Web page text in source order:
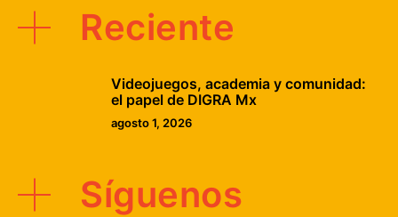
Reciente
Videojuegos, academia y comunidad:
el papel de DIGRA Mx
agosto 1, 2026
Síguenos